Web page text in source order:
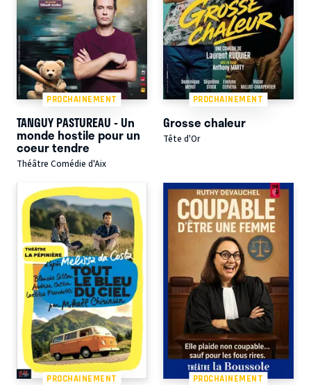
PROCHAINEMENT
TANGUY PASTUREAU - Un
monde hostile pour un
coeur tendre
Théâtre Comédie d'Aix
PROCHAINEMENT
Grosse chaleur
Tête d'Or
PROCHAINEMENT PROCHAINEMENT